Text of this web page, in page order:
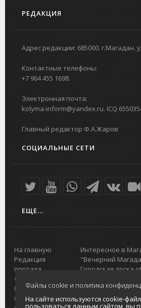
РЕДАКЦИЯ
Адрес редакции: 685000. г.Магадан.
Контактные телефоны:
+7 964 455 1698.
Электронная почта:
kolyma-inform@yandex.ru. ICQ
Главный редактор Ф.А.Жаров
СОЦИАЛЬНЫЕ СЕТИ
ЕЩЕ...
На главную
Редакция
портала
О проекте
Реклама на
портале
Интересное в
"Вечерний
Городская доска
Главный
Колымы
Файлы cookie и политика
На сайте используются cookie-
пользоваться данным сайтом, вы